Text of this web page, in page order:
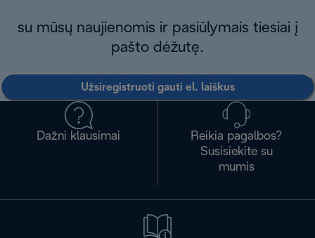
su mūsų naujienomis ir pasiūlymais tiesiai į
pašto dėžutę.
Užsiregistruoti gauti el. laiškus
Dažni klausimai
Reikia pagalbos?
Susisiekite su
mumis